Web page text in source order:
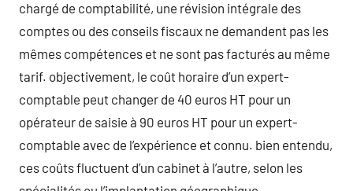
chargé de comptabilité, une révision intégrale des
comptes ou des conseils fiscaux ne demandent pas les
mêmes compétences et ne sont pas facturés au même
tarif. objectivement, le coût horaire d’un expert-
comptable peut changer de 40 euros HT pour un
opérateur de saisie à 90 euros HT pour un expert-
comptable avec de l’expérience et connu. bien entendu,
ces coûts fluctuent d’un cabinet à l’autre, selon les